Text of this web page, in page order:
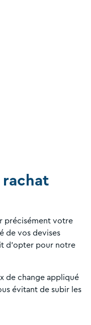
rachat
précisément votre
de vos devises
d'opter pour notre
de change appliqué
évitant de subir les